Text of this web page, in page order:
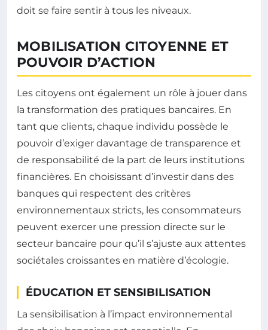
doit se faire sentir à tous les niveaux.
MOBILISATION CITOYENNE ET
POUVOIR D’ACTION
Les citoyens ont également un rôle à jouer dans
la transformation des pratiques bancaires. En
tant que clients, chaque individu possède le
pouvoir d’exiger davantage de transparence et
de responsabilité de la part de leurs institutions
financières. En choisissant d’investir dans des
banques qui respectent des critères
environnementaux stricts, les consommateurs
peuvent exercer une pression directe sur le
secteur bancaire pour qu’il s’ajuste aux attentes
sociétales croissantes en matière d’écologie.
ÉDUCATION ET SENSIBILISATION
La sensibilisation à l’impact environnemental